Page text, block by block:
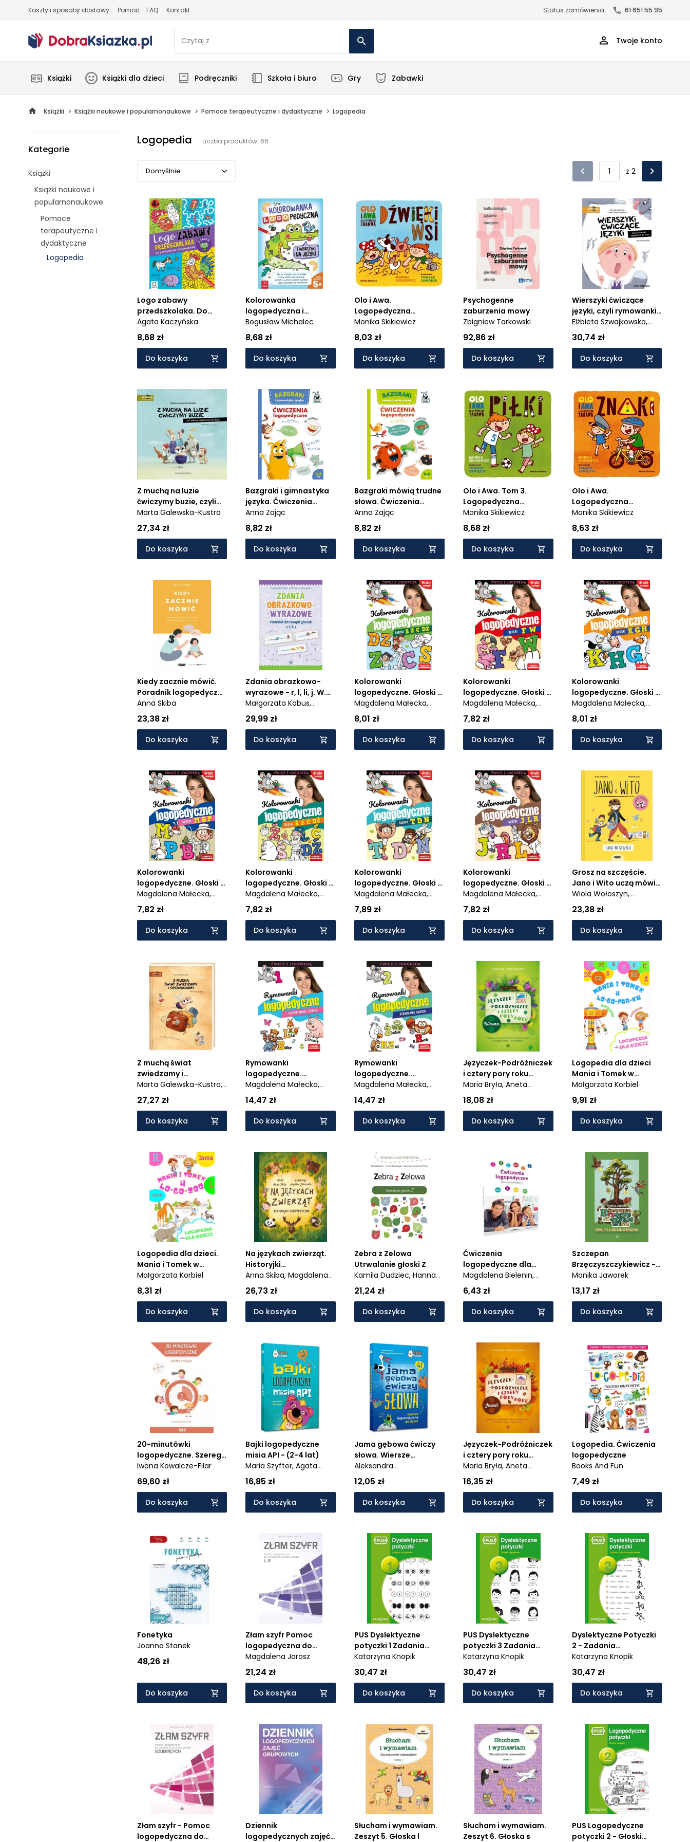
Koszty i sposoby dostawy Pomoc - FAQ Kontakt Status zamówienia 61 651 55 95
Twoje konto
Książki Książki dla dzieci Podręczniki Szkoła i biuro Gry Zabawki
Książki Książki naukowe i popularnonaukowe Pomoce terapeutyczne i dydaktyczne Logopedia
Kategorie
Książki
Książki naukowe i
popularnonaukowe
Pomoce
terapeutyczne i
dydaktyczne
Logopedia
Logopedia Liczba produktów: 66
Domyślnie
Domyślnie
Popularne
Cena rosnąco
Cena malejąco
Od najnowszych
Od najstarszych
z 2
Logo zabawy
przedszkolaka. Do
powtarzania i
kolorowania z żabką
Agata Kaczyńska
8,68 zł
Do koszyka
Kolorowanka
logopedyczna i
wierszyki na języki
Bogusław Michalec
8,68 zł
Do koszyka
Olo i Awa.
Logopedyczna
zabawa. Dźwięki wsi
Monika Skikiewicz
8,03 zł
Do koszyka
Psychogenne
zaburzenia mowy
Zbigniew Tarkowski
92,86 zł
Do koszyka
Wierszyki ćwiczące
języki, czyli rymowanki
logopedyczne dla
dzieci
Elżbieta Szwajkowska,
Witold Szwajkowski,
Marta Galewska-Kustra,
Joanna Kłos
30,74 zł
Do koszyka
Z muchą na luzie
ćwiczymy buzie, czyli
zabawy logopedyczne
dla dzieci
Marta Galewska-Kustra
27,34 zł
Do koszyka
Bazgraki i gimnastyka
języka. Ćwiczenia
logopedyczne
Anna Zając
8,82 zł
Do koszyka
Bazgraki mówią trudne
słowa. Ćwiczenia
logopedyczne
Anna Zając
8,82 zł
Do koszyka
Olo i Awa. Tom 3.
Logopedyczna
zabawa. Piłki
Monika Skikiewicz
8,68 zł
Do koszyka
Olo i Awa.
Logopedyczna
zabawa. Tom 4. Znaki
Monika Skikiewicz
8,63 zł
Do koszyka
Kiedy zacznie mówić.
Poradnik logopedyczny
dla rodziców dzieci 0-3
Anna Skiba
23,38 zł
Do koszyka
Zdania obrazkowo-
wyrazowe - r, l, li, j. W.
2023
Małgorzata Kobus,
Marzena Polinkiewicz
29,99 zł
Do koszyka
Kolorowanki
logopedyczne. Głoski S
Z C Dz z naklejkami
Magdalena Małecka,
Agnieszka Anna
Wiatrowska
8,01 zł
Do koszyka
Kolorowanki
logopedyczne. Głoski F
W z naklejkami
Magdalena Małecka,
Agnieszka Anna
Wiatrowska
7,82 zł
Do koszyka
Kolorowanki
logopedyczne. Głoski K
G H z naklejkami
Magdalena Małecka,
Agnieszka Anna
Wiatrowska
8,01 zł
Do koszyka
Kolorowanki
logopedyczne. Głoski M
B P z naklejkami
Magdalena Małecka,
Agnieszka Anna
Wiatrowska
7,82 zł
Do koszyka
Kolorowanki
logopedyczne. Głoski Ś
Ź Ć Dź z naklejkami
Magdalena Małecka,
Agnieszka Anna
Wiatrowska
7,82 zł
Do koszyka
Kolorowanki
logopedyczne. Głoski T
D N z naklejkami
Magdalena Małecka,
Agnieszka Anna
Wiatrowska
7,89 zł
Do koszyka
Kolorowanki
logopedyczne. Głoski J
L R z naklejkami
Magdalena Małecka,
Agnieszka Anna
Wiatrowska
7,82 zł
Do koszyka
Grosz na szczęście.
Jano i Wito uczą mówić
SZ
Wiola Wołoszyn,
Przemysław Liput
23,38 zł
Do koszyka
Z muchą świat
zwiedzamy i
opowiadamy
Marta Galewska-Kustra,
Joanna Kłos
27,27 zł
Do koszyka
Rymowanki
logopedyczne.
Wywoływanie głosek
Magdalena Małecka,
Agnieszka Anna
Wiatrowska
14,47 zł
Do koszyka
Rymowanki
logopedyczne.
Utrwalanie głosek
Magdalena Małecka,
Agnieszka Anna
Wiatrowska
14,47 zł
Do koszyka
Języczek-Podróżniczek
i cztery pory roku
Wiosna - Scenariusze
grupowych zajęć
logopedycznych dla
dzieci cztero- i
pięcioletnich
Maria Bryła, Aneta
Muszyńska
18,08 zł
Do koszyka
Logopedia dla dzieci
Mania i Tomek w
logoparku
Małgorzata Korbiel
9,91 zł
Do koszyka
Logopedia dla dzieci.
Mania i Tomek w
logozoo
Małgorzata Korbiel
8,31 zł
Do koszyka
Na językach zwierząt.
Historyjki
logopedyczne. Mamo,
tato. Już mówię
Anna Skiba,Magdalena
Jakubowska
26,73 zł
Do koszyka
Zebra z Zelowa
Utrwalanie głoski Z
Kamila Dudziec,Hanna
Głuchowska,
Tarczyńska-Płatek
21,24 zł
Do koszyka
Ćwiczenia
logopedyczne dla
uczniów klas 1-3
Magdalena Bielenin,
Anna Willman
6,43 zł
Do koszyka
Szczepan
Brzęczyszczykiewicz -
Zabawy z głoskami
szumiącymi
Monika Jaworek
13,17 zł
Do koszyka
20-minutówki
logopedyczne. Szereg
syczący
Iwona Kowalcze-Filar
69,60 zł
Do koszyka
Bajki logopedyczne
misia API - (2-4 lat)
Maria Szyfter,Agata
Kalina
16,85 zł
Do koszyka
Jama gębowa ćwiczy
słowa. Wiersze
logopedyczne dla
dzieci
Aleksandra
Jastrzębowska-Jasińska,
Urszula Kamińska
12,05 zł
Do koszyka
Języczek-Podróżniczek
i cztery pory roku
Jesień - Scenariusze
grupowych zajęć
logopedycznych dla
dzieci cztero- i
pięcioletnich
Maria Bryła, Aneta
Muszyńska
16,35 zł
Do koszyka
Logopedia. Ćwiczenia
logopedyczne
Books And Fun
7,49 zł
Do koszyka
Fonetyka
Joanna Stanek
48,26 zł
Do koszyka
Złam szyfr Pomoc
logopedyczna do
utrwalania wymowy
głosek L, R
Magdalena Jarosz
21,24 zł
Do koszyka
PUS Dyslektyczne
potyczki 1 Zadania
obrazkowe
Katarzyna Knopik
30,47 zł
Do koszyka
PUS Dyslektyczne
potyczki 3 Zadania
językowe
Katarzyna Knopik
30,47 zł
Do koszyka
Dyslektyczne Potyczki
2 - Zadania
obrazkowe-językowe
Katarzyna Knopik
30,47 zł
Do koszyka
Złam szyfr - Pomoc
logopedyczna do
Dziennik
logopedycznych zajęć
Słucham i wymawiam.
Zeszyt 5. Głoska l
Słucham i wymawiam.
Zeszyt 6. Głoska s
PUS Logopedyczne
potyczki 2 - Głoski